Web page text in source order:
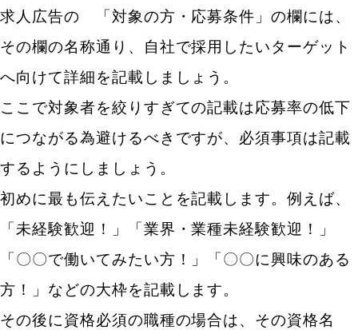
求人広告の 「対象の方・応募条件」の欄には、
その欄の名称通り、自社で採用したいターゲット
へ向けて詳細を記載しましょう。
ここで対象者を絞りすぎての記載は応募率の低下
につながる為避けるべきですが、必須事項は記載
するようにしましょう。
初めに最も伝えたいことを記載します。例えば、
「未経験歓迎！」「業界・業種未経験歓迎！」
「〇〇で働いてみたい方！」「〇〇に興味のある
方！」などの大枠を記載します。
その後に資格必須の職種の場合は、その資格名